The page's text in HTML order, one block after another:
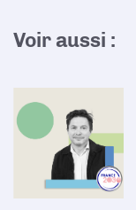
Voir aussi :